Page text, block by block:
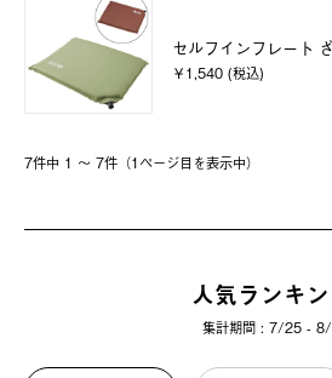
セルフインフレート
￥1,540 (税込)
7件中 1 〜 7件（1ページ⽬を表⽰中）
人気ランキ
集計期間 : 7/25 -